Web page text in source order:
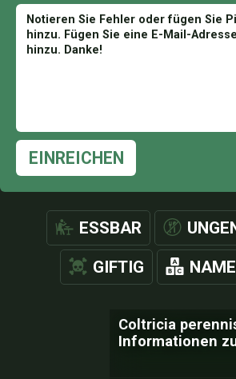
EINREICHEN
ESSBAR
GIFTIG
Coltricia
Informationen